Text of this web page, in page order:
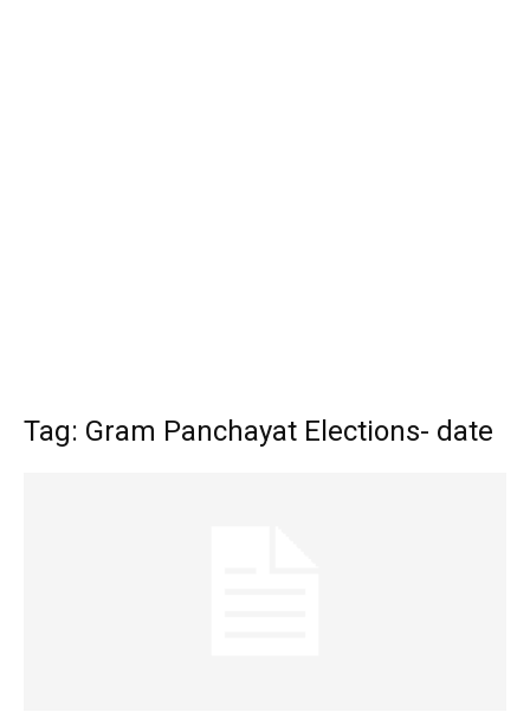
Tag: Gram Panchayat Elections- date